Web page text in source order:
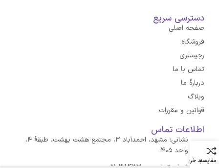
دسترسی سریع
صفحه اصلی
فروشگاه
رجیستری
تماس با ما
درباره‌ٔ ما
وبلاگ
قوانین و مقررات
اطلاعات تماس
نشانی: مشهد، احمدآباد ۳، مجتمع هشت بهشت، طبقهٔ ۴،
واحد ۴۰۵.
مقایسهسبد خرید